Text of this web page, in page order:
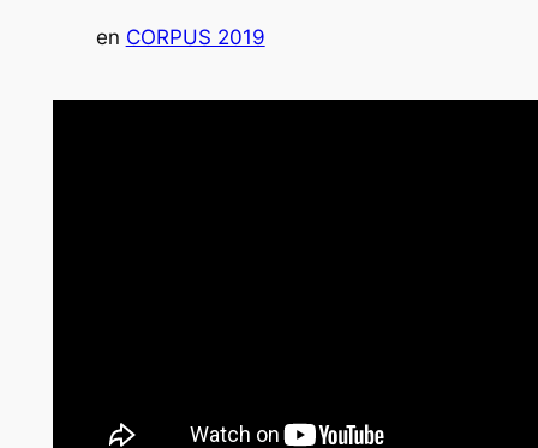
en CORPUS 2019